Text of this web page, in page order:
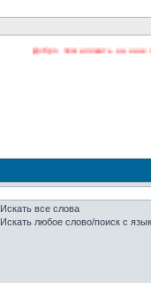
Добро пожаловать на наш
Искать все слова
Искать любое слово/поиск с